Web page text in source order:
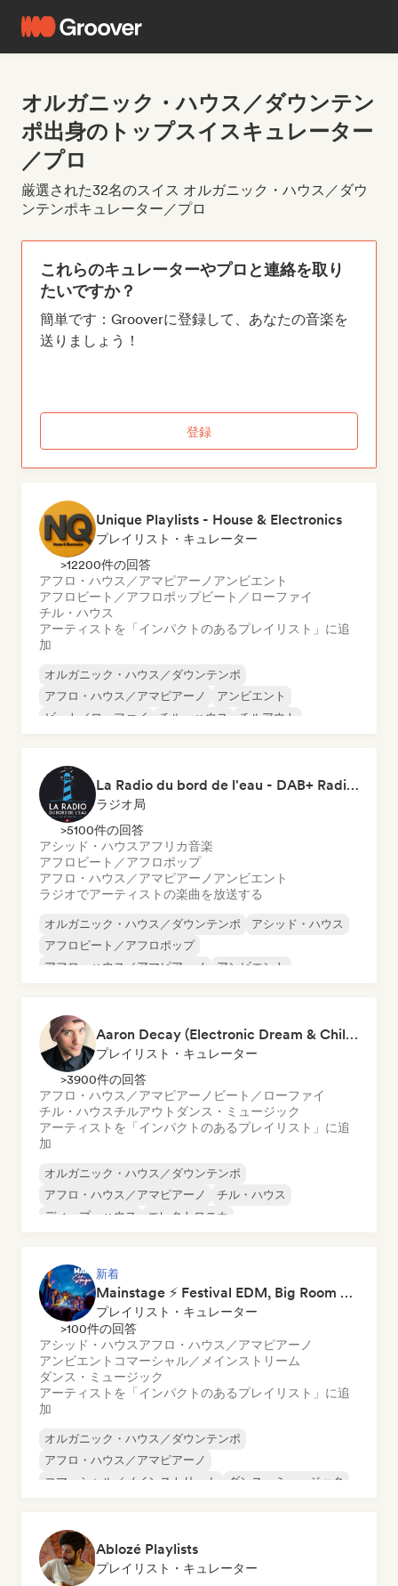
オルガニック・ハウス／ダウンテン
ポ出身のトップスイスキュレーター
／プロ
厳選された32名のスイス オルガニック・ハウス／ダウ
ンテンポキュレーター／プロ
これらのキュレーターやプロと連絡を取り
たいですか？
簡単です：Grooverに登録して、あなたの音楽を
送りましょう！
登録
Unique Playlists - House & Electronics
プレイリスト・キュレーター
>12200件の回答
アフロ・ハウス／アマピアーノ アンビエント
アフロビート／アフロポップビート／ローファイ
チル・ハウス
アーティストを「インパクトのあるプレイリスト」に追
加
オルガニック・ハウス／ダウンテンポ
アフロ・ハウス／アマピアーノ
アンビエント
ビート／ローファイ
チル・ハウス
チルアウト
La Radio du bord de l'eau - DAB+ Radio Station (Switzerland)
ラジオ局
>5100件の回答
アシッド・ハウスアフリカ音楽
アフロビート／アフロポップ
アフロ・ハウス／アマピアーノ アンビエント
ラジオでアーティストの楽曲を放送する
オルガニック・ハウス／ダウンテンポ
アシッド・ハウス
アフロビート／アフロポップ
アフロ・ハウス／アマピアーノ
アンビエント
Aaron Decay (Electronic Dream & Chill Electronic Dream playlists)
プレイリスト・キュレーター
>3900件の回答
アフロ・ハウス／アマピアーノ ビート／ローファイ
チル・ハウスチルアウト ダンス・ミュージック
アーティストを「インパクトのあるプレイリスト」に追
加
オルガニック・ハウス／ダウンテンポ
アフロ・ハウス／アマピアーノ
チル・ハウス
ディープ・ハウス
エレクトロニカ
新着
Mainstage ⚡ Festival EDM, Big Room & House Anthems
プレイリスト・キュレーター
>100件の回答
アシッド・ハウスアフロ・ハウス／アマピアーノ
アンビエント コマーシャル／メインストリーム
ダンス・ミュージック
アーティストを「インパクトのあるプレイリスト」に追
加
オルガニック・ハウス／ダウンテンポ
アフロ・ハウス／アマピアーノ
コマーシャル／メインストリーム
ダンス・ミュージック
Ablozé Playlists
プレイリスト・キュレーター